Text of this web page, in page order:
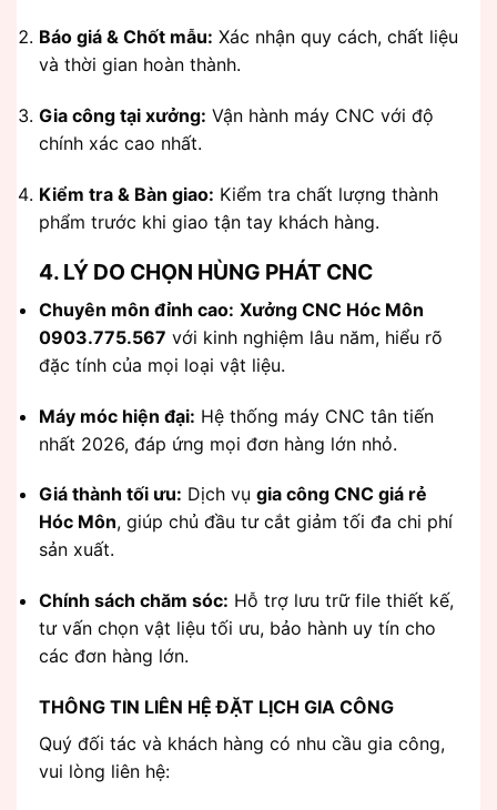
Báo giá & Chốt mẫu: Xác nhận quy cách, chất liệu
và thời gian hoàn thành.
Gia công tại xưởng: Vận hành máy CNC với độ
chính xác cao nhất.
Kiểm tra & Bàn giao: Kiểm tra chất lượng thành
phẩm trước khi giao tận tay khách hàng.
4. LÝ DO CHỌN HÙNG PHÁT CNC
Chuyên môn đỉnh cao: Xưởng CNC Hóc Môn
0903.775.567 với kinh nghiệm lâu năm, hiểu rõ
đặc tính của mọi loại vật liệu.
Máy móc hiện đại: Hệ thống máy CNC tân tiến
nhất 2026, đáp ứng mọi đơn hàng lớn nhỏ.
Giá thành tối ưu: Dịch vụ gia công CNC giá rẻ
Hóc Môn, giúp chủ đầu tư cắt giảm tối đa chi phí
sản xuất.
Chính sách chăm sóc: Hỗ trợ lưu trữ file thiết kế,
tư vấn chọn vật liệu tối ưu, bảo hành uy tín cho
các đơn hàng lớn.
THÔNG TIN LIÊN HỆ ĐẶT LỊCH GIA CÔNG
Quý đối tác và khách hàng có nhu cầu gia công,
vui lòng liên hệ: